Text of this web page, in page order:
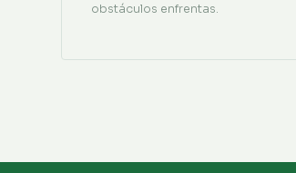
obstáculos enfrentas.